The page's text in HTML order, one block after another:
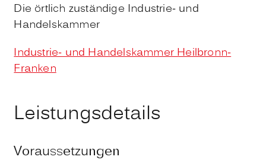
Die örtlich zuständige Industrie- und
Handelskammer
Industrie- und Handelskammer Heilbronn-
Franken
Leistungsdetails
Voraussetzungen